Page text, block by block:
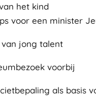
het kind
voor een minister
jong talent
voorbij
als basis